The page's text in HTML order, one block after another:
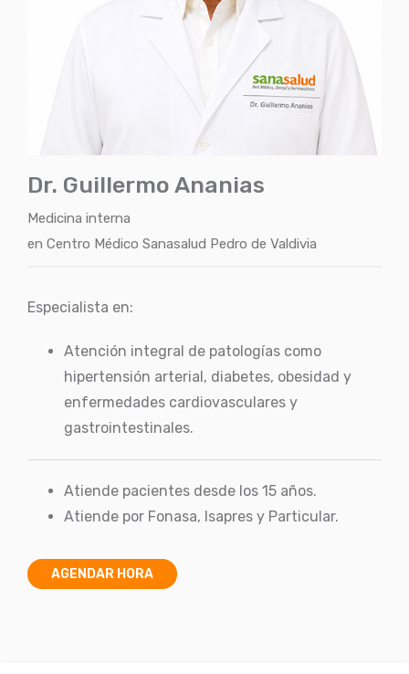
Dr. Guillermo Ananias
Medicina interna
en Centro Médico Sanasalud Pedro de Valdivia
Especialista en:
Atención integral de patologías como
hipertensión arterial, diabetes, obesidad y
enfermedades cardiovasculares y
gastrointestinales.
Atiende pacientes desde los 15 años.
Atiende por Fonasa, Isapres y Particular.
AGENDAR HORA